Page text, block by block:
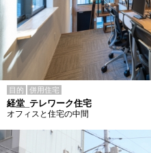
目的 併用住宅
経堂_テレワーク住宅
オフィスと住宅の中間